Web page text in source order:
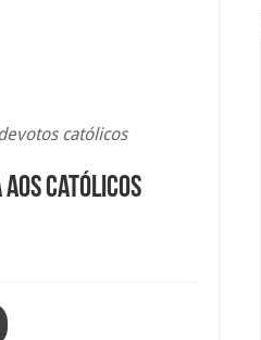
católicos
aos católicos